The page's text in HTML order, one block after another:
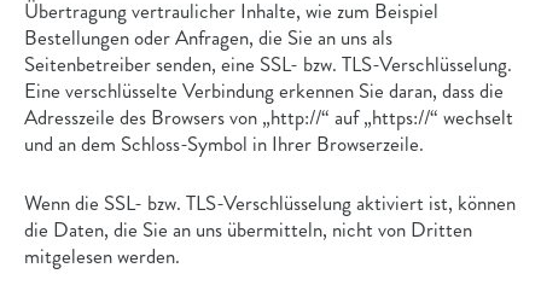
Übertragung vertraulicher Inhalte, wie zum Beispiel
Bestellungen oder Anfragen, die Sie an uns als
Seitenbetreiber senden, eine SSL- bzw. TLS-Verschlüsselung.
Eine verschlüsselte Verbindung erkennen Sie daran, dass die
Adresszeile des Browsers von „http://“ auf „https://“ wechselt
und an dem Schloss-Symbol in Ihrer Browserzeile.
Wenn die SSL- bzw. TLS-Verschlüsselung aktiviert ist, können
die Daten, die Sie an uns übermitteln, nicht von Dritten
mitgelesen werden.